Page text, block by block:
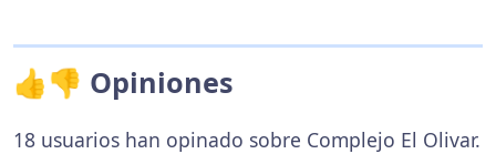
👍👎 Opiniones
18 usuarios han opinado sobre Complejo El Olivar.